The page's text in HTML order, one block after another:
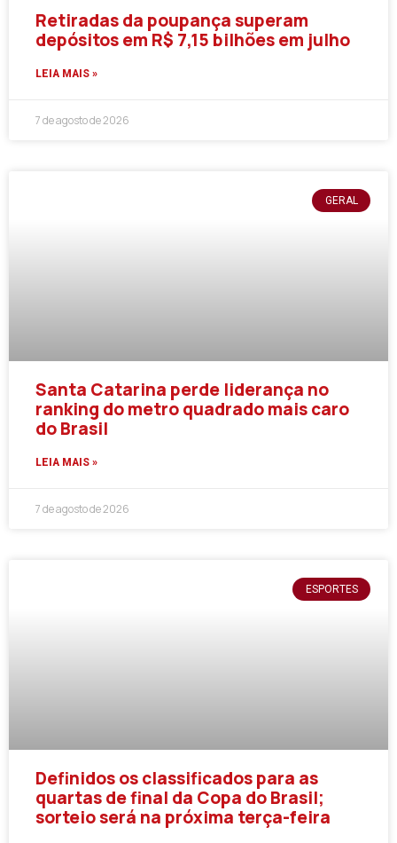
Retiradas da poupança superam
depósitos em R$ 7,15 bilhões em julho
LEIA MAIS »
7 de agosto de 2026
GERAL
Santa Catarina perde liderança no
ranking do metro quadrado mais caro
do Brasil
LEIA MAIS »
7 de agosto de 2026
ESPORTES
Definidos os classificados para as
quartas de final da Copa do Brasil;
sorteio será na próxima terça-feira